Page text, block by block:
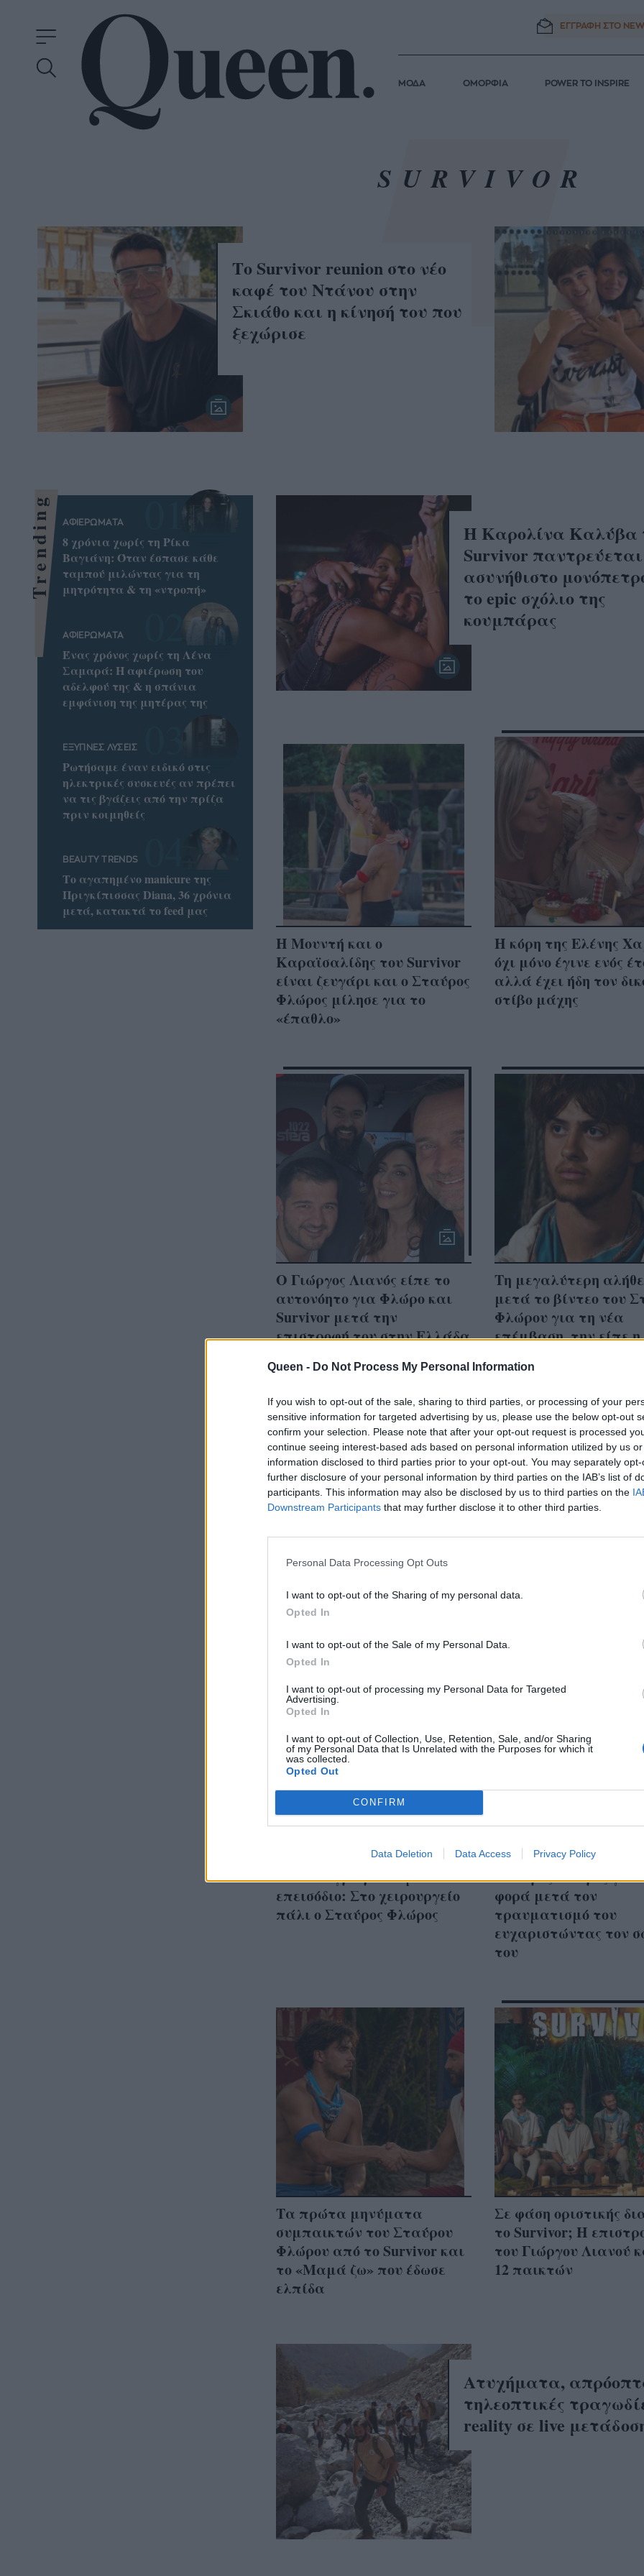
Queen - Do Not Process My Personal Information
If you wish to opt-out of the sale, sharing to third parties, or processing of your
sensitive information for targeted advertising by us, please use the below opt-out
confirm your selection. Please note that after your opt-out request is processed
continue seeing interest-based ads based on personal information utilized by us
information disclosed to third parties prior to your opt-out. You may separately
further disclosure of your personal information by third parties on the IAB’s list of
participants. This information may also be disclosed by us to third parties on the
Downstream Participants that may further disclose it to other third parties.
Personal Data Processing Opt Outs
I want to opt-out of the Sharing of my personal data.
Opted In
I want to opt-out of the Sale of my Personal Data.
Opted In
I want to opt-out of processing my Personal Data for Targeted
Advertising.
Opted In
I want to opt-out of Collection, Use, Retention, Sale, and/or Sharing
of my Personal Data that Is Unrelated with the Purposes for which it
was collected.
Opted Out
CONFIRM
Data Deletion Data Access Privacy Policy
ΕΓΓΡΑΦΗ ΣΤΟ
ΜΟΔΑ ΟΜΟΡΦΙΑ POWER TO INSPIRE
SURVIVOR
Το Survivor reunion στο νέο
καφέ του Ντάνου στην
Σκιάθο και η κίνησή του που
ξεχώρισε
Η Καρολίνα Καλύβα
Survivor
ασυνήθιστο
το epic σχόλιο της
κουμπάρας
Η Μουντή και ο
Καραϊσαλίδης του Survivor
είναι ζευγάρι και ο Σταύρος
Φλώρος μίλησε για το
«έπαθλo»
Η κόρη της Ελένης
όχι μόνο έγινε ενός
αλλά έχει ήδη τον
στίβο μάχης
Ο Γιώργος Λιανός είπε το
αυτονόητο για Φλώρο και
Survivor μετά την
επιστροφή του στην Ελλάδα
Τη μεγαλύτερη
μετά το βίντεο του
Φλώρου για τη νέα
επέμβαση, την είπε η
Δίκαια στον Σταύρο Φλώρο
το έπαθλο του Survivor: Οι
αντιδράσεις των παικτών
& τα σχόλια του κοινού
Το επίσημο φινάλε του
Survivor γράφεται με ένα
επεισόδιο: Στο χειρουργείο
πάλι ο Σταύρος Φλώρος
Για θαύμα μίλησε ο
Σταύρος Φλώρος για
φορά μετά τον
τραυματισμό του
ευχαριστώντας τον
του
Τα πρώτα μηνύματα
συμπαικτών του Σταύρου
Φλώρου από το Survivor και
το «Μαμά ζω» που έδωσε
ελπίδα
Σε φάση οριστικής
το Survivor; Η
του Γιώργου Λιανού
12 παικτών
Ατυχήματα,
τηλεοπτικές
reality σε live
Trending ΑΦΙΕΡΩΜΑΤΑ
8 χρόνια χωρίς τη Ρίκα
Βαγιάνη: Όταν έσπασε κάθε
ταμπού μιλώντας για τη
μητρότητα & τη «ντροπή»
ΑΦΙΕΡΩΜΑΤΑ
Ένας χρόνος χωρίς τη Λένα
Σαμαρά: Η αφιέρωση του
αδελφού της & η σπάνια
εμφάνιση της μητέρας της
ΕΞΥΠΝΕΣ ΛΥΣΕΙΣ
Ρωτήσαμε έναν ειδικό στις
ηλεκτρικές συσκευές αν πρέπει
να τις βγάζεις από την πρίζα
πριν κοιμηθείς
BEAUTY TRENDS
Το αγαπημένο manicure της
Πριγκίπισσας Diana, 36 χρόνια
μετά, κατακτά το feed μας